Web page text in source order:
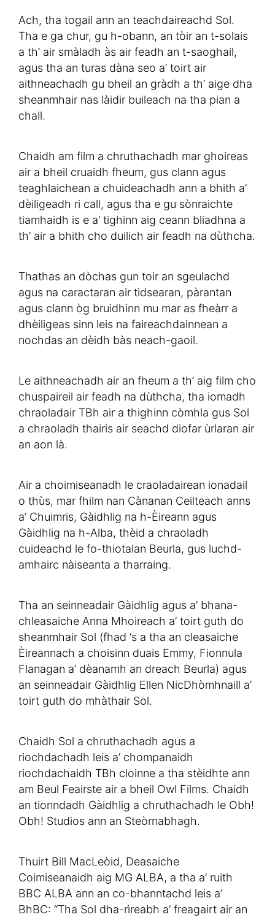
Ach, tha togail ann an teachdaireachd Sol.
Tha e ga chur, gu h-obann, an tòir an t-solais
a th’ air smàladh às air feadh an t-saoghail,
agus tha an turas dàna seo a’ toirt air
aithneachadh gu bheil an gràdh a th’ aige dha
sheanmhair nas làidir buileach na tha pian a
chall.
Chaidh am film a chruthachadh mar ghoireas
air a bheil cruaidh fheum, gus clann agus
teaghlaichean a chuideachadh ann a bhith a’
dèiligeadh ri call, agus tha e gu sònraichte
tiamhaidh is e a’ tighinn aig ceann bliadhna a
th’ air a bhith cho duilich air feadh na dùthcha.
Thathas an dòchas gun toir an sgeulachd
agus na caractaran air tidsearan, pàrantan
agus clann òg bruidhinn mu mar as fheàrr a
dhèiligeas sinn leis na faireachdainnean a
nochdas an dèidh bàs neach-gaoil.
Le aithneachadh air an fheum a th’ aig film cho
chuspaireil air feadh na dùthcha, tha iomadh
chraoladair TBh air a thighinn còmhla gus Sol
a chraoladh thairis air seachd diofar ùrlaran air
an aon là.
Air a choimiseanadh le craoladairean ionadail
o thùs, mar fhilm nan Cànanan Ceilteach anns
a’ Chuimris, Gàidhlig na h-Èireann agus
Gàidhlig na h-Alba, thèid a chraoladh
cuideachd le fo-thiotalan Beurla, gus luchd-
amhairc nàiseanta a tharraing.
Tha an seinneadair Gàidhlig agus a’ bhana-
chleasaiche Anna Mhoireach a’ toirt guth do
sheanmhair Sol (fhad ‘s a tha an cleasaiche
Èireannach a choisinn duais Emmy, Fionnula
Flanagan a’ dèanamh an dreach Beurla) agus
an seinneadair Gàidhlig Ellen NicDhòmhnaill a’
toirt guth do mhàthair Sol.
Chaidh Sol a chruthachadh agus a
riochdachadh leis a’ chompanaidh
riochdachaidh TBh cloinne a tha stèidhte ann
am Beul Feairste air a bheil Owl Films. Chaidh
an tionndadh Gàidhlig a chruthachadh le Obh!
Obh! Studios ann an Steòrnabhagh.
Thuirt Bill MacLeòid, Deasaiche
Coimiseanaidh aig MG ALBA, a tha a’ ruith
BBC ALBA ann an co-bhanntachd leis a’
BhBC: “Tha Sol dha-rìreabh a’ freagairt air an